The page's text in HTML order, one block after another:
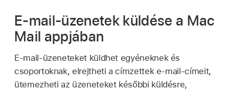
E‑mail-üzenetek küldése a Mac
Mail appjában
E‑mail-üzeneteket küldhet egyéneknek és
csoportoknak, elrejtheti a címzettek e‑mail-címeit,
ütemezheti az üzeneteket későbbi küldésre,